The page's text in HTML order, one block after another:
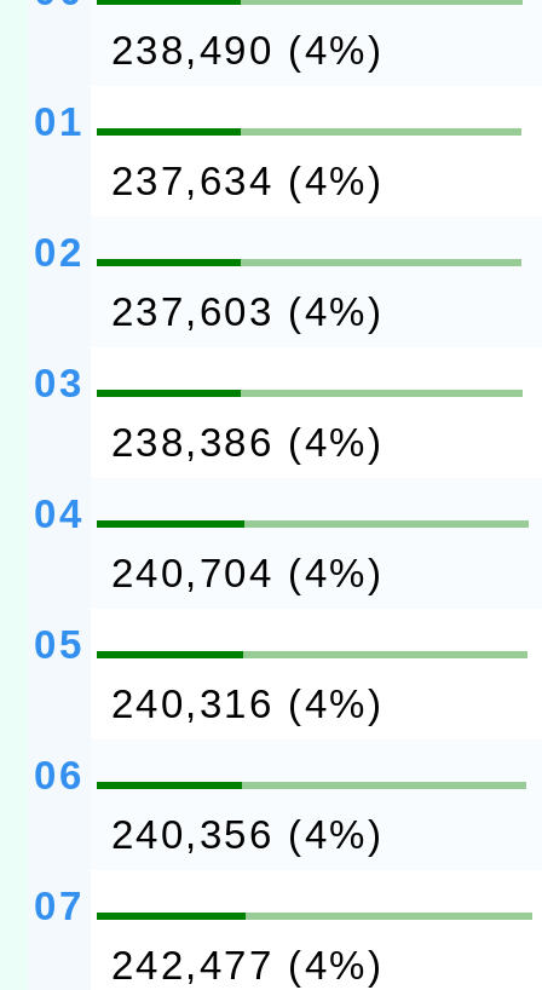
238,490 (4%)
01
237,634 (4%)
02
237,603 (4%)
03
238,386 (4%)
04
240,704 (4%)
05
240,316 (4%)
06
240,356 (4%)
07
242,477 (4%)